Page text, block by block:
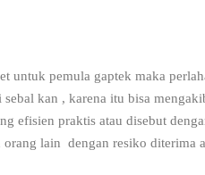
untuk pemula gaptek maka
kan , karena itu bisa
efisien praktis atau disebut
lain dengan resiko diterima